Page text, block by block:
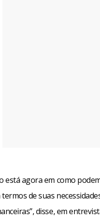
está agora em como
de suas
disse, em